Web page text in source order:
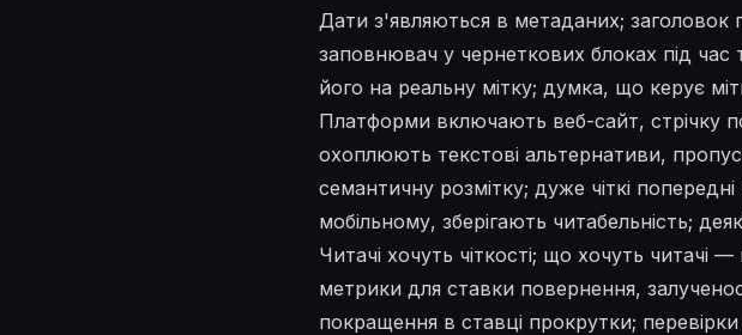
Дати з'являються в метаданих; заголовок
заповнювач у чернеткових блоках під
його на реальну мітку; думка, що керує
Платформи включають веб-сайт, стрічку
охоплюють текстові альтернативи,
семантичну розмітку; дуже чіткі
мобільному, зберігають читабельність;
Читачі хочуть чіткості; що хочуть
метрики для ставки повернення,
покращення в ставці прокрутки;